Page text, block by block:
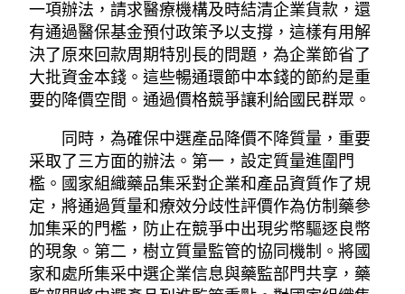
一項辦法，請求醫療機構及時結清企業貨款，還
有通過醫保基金預付政策予以支撐，這樣有用解
決了原來回款周期特別長的問題，為企業節省了
大批資金本錢。這些暢通環節中本錢的節約是重
要的降價空間。通過價格競爭讓利給國民群眾。
同時，為確保中選產品降價不降質量，重要
采取了三方面的辦法。第一，設定質量進圍門
檻。國家組織藥品集采對企業和產品資質作了規
定，將通過質量和療效分歧性評價作為仿制藥參
加集采的門檻，防止在競爭中出現劣幣驅逐良幣
的現象。第二，樹立質量監管的協同機制。將國
家和處所集采中選企業信息與藥監部門共享，藥